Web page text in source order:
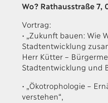
Wo? Rathausstraße 7,
Vortrag:
• „Zukunft bauen: Wie
Stadtentwicklung
Herr Kütter –
Stadtentwicklung und
• „Ökotrophologie –
verstehen“,